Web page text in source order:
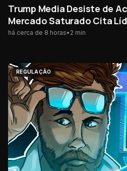
Trump Media Desiste de
Mercado Saturado Cita
há cerca de 8 horas• 2 min
REGULAÇÃO